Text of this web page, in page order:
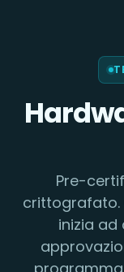
Pre-
crittografato.
inizia ad